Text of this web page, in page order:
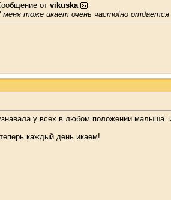
от vikuska
меня тоже икает очень часто!но
у всех в любом положении
каждый день икаем!